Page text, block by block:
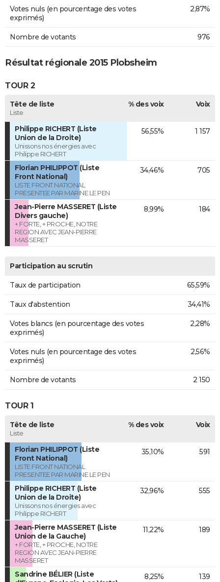
Votes nuls (en pourcentage des votes
exprimés)
2,87%
Nombre de votants 976
Résultat régionale 2015 Plobsheim
TOUR 2
Tête de liste
Liste
% des voix Voix
Philippe RICHERT (Liste
Union de la Droite)
Unissons nos énergies avec
Philippe RICHERT
56,55% 1 157
Florian PHILIPPOT (Liste
Front National)
LISTE FRONT NATIONAL
PRESENTEE PAR MARINE LE PEN
34,46% 705
Jean-Pierre MASSERET (Liste
Divers gauche)
+ FORTE, + PROCHE, NOTRE
REGION AVEC JEAN-PIERRE
MASSERET
8,99% 184
Participation au scrutin
Taux de participation 65,59%
Taux d'abstention 34,41%
Votes blancs (en pourcentage des votes
exprimés)
2,28%
Votes nuls (en pourcentage des votes
exprimés)
2,56%
Nombre de votants 2 150
TOUR 1
Tête de liste
Liste
% des voix Voix
Florian PHILIPPOT (Liste
Front National)
LISTE FRONT NATIONAL
PRESENTEE PAR MARINE LE PEN
35,10% 591
Philippe RICHERT (Liste
Union de la Droite)
Unissons nos énergies avec
Philippe RICHERT
32,96% 555
Jean-Pierre MASSERET (Liste
Union de la Gauche)
+ FORTE, + PROCHE, NOTRE
REGION AVEC JEAN-PIERRE
MASSERET
11,22% 189
Sandrine BÉLIER (Liste
8,25% 139